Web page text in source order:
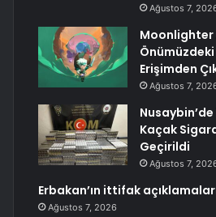
Ağustos 7,
Moonlighter
Önümüzdeki
Erişimden
Ağustos 7,
Kaçak
Geçirildi
Ağustos 7,
Erbakan’ın ittifak
Ağustos 7, 2026